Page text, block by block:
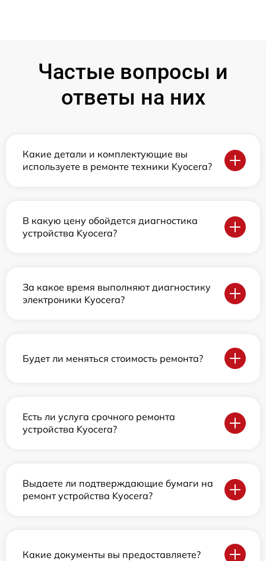
Частые вопросы и
ответы на них
Какие детали и комплектующие вы
используете в ремонте техники Kyocera?
В какую цену обойдется диагностика
устройства Kyocera?
За какое время выполняют диагностику
электроники Kyocera?
Будет ли меняться стоимость ремонта?
Есть ли услуга срочного ремонта
устройства Kyocera?
Выдаете ли подтверждающие бумаги на
ремонт устройства Kyocera?
Какие документы вы предоставляете?